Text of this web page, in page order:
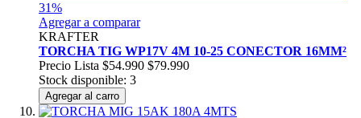
31%
Agregar a comparar
KRAFTER
TORCHA TIG WP17V 4M 10-25 CONECTOR 16MM²
Precio Lista $54.990 $79.990
Stock disponible: 3
Agregar al carro